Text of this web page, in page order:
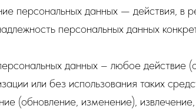
персональных данных — действия, в
персональных данных
данных – любое действие
или без использования таких
(обновление, изменение),